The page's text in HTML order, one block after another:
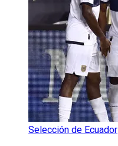
Selección de Ecuador